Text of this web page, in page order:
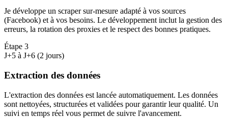
Je développe un scraper sur-mesure adapté à vos sources
(Facebook) et à vos besoins. Le développement inclut la gestion des
erreurs, la rotation des proxies et le respect des bonnes pratiques.
Étape 3
J+5 à J+6 (2 jours)
Extraction des données
L'extraction des données est lancée automatiquement. Les données
sont nettoyées, structurées et validées pour garantir leur qualité. Un
suivi en temps réel vous permet de suivre l'avancement.